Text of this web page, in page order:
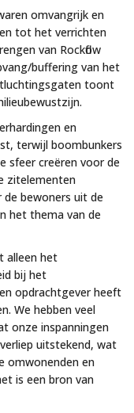
omvangrijk en
tot het verrichten
van Rockflow
buffering van het
toont
en
terwijl boombunkers
sfeer creëren voor de
zitelementen
bewoners uit de
het thema van de
alleen het
bij het
opdrachtgever heeft
We hebben veel
onze inspanningen
uitstekend, wat
omwonenden en
is een bron van